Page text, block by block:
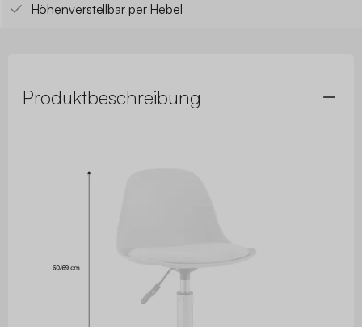
Höhenverstellbar per Hebel
Produktbeschreibung